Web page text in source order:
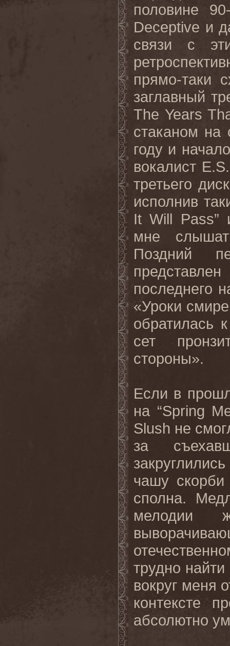
половине
Deceptive и
связи с
прямо-таки
заглавный
The Years
стаканом на
году и
вокалист
третьего
исполнив
It Will Pass”
мне
Поздний
последнего
«Уроки
обратилась
сет
стороны».
Если в
на “Spring
Slush не
за
чашу скорби
сполна.
мелодии
трудно
вокруг меня
контексте
абсолютно